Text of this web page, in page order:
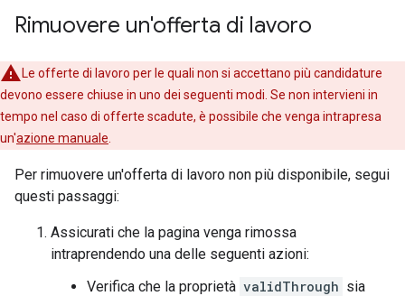
Rimuovere un'offerta di lavoro
Le offerte di lavoro per le quali non si accettano più candidature
devono essere chiuse in uno dei seguenti modi. Se non intervieni in
tempo nel caso di offerte scadute, è possibile che venga intrapresa
un'azione manuale
Per rimuovere un'offerta di lavoro non più disponibile, segui
questi passaggi:
Assicurati che la pagina venga rimossa
intraprendendo una delle seguenti azioni:
Verifica che la proprietà validThrough sia